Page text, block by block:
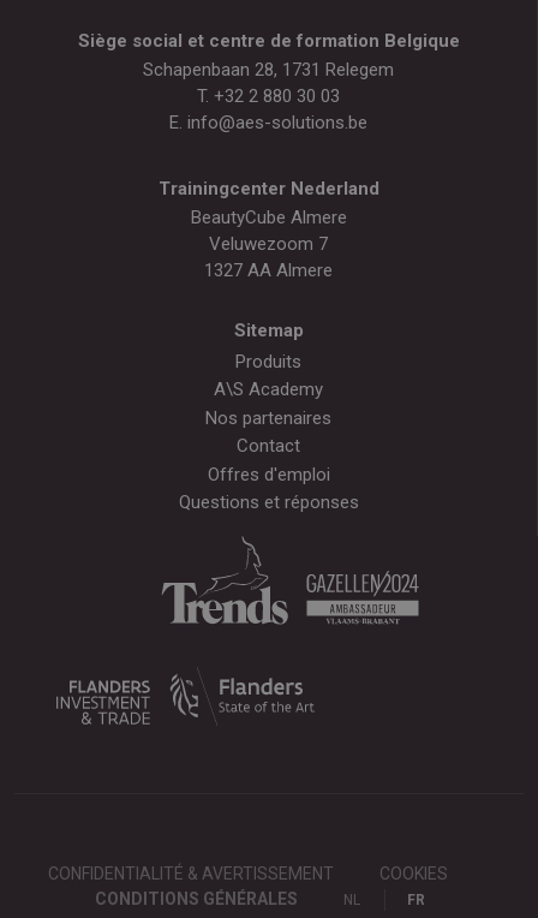
Siège social et centre de formation Belgique
Schapenbaan 28, 1731 Relegem
T. +32 2 880 30 03
E. info@aes-solutions.be
Trainingcenter Nederland
BeautyCube Almere
Veluwezoom 7
1327 AA Almere
Sitemap
Produits
A\S Academy
Nos partenaires
Contact
Offres d'emploi
Questions et réponses
CONFIDENTIALITÉ & AVERTISSEMENT
COOKIES
CONDITIONS GÉNÉRALES
NL FR